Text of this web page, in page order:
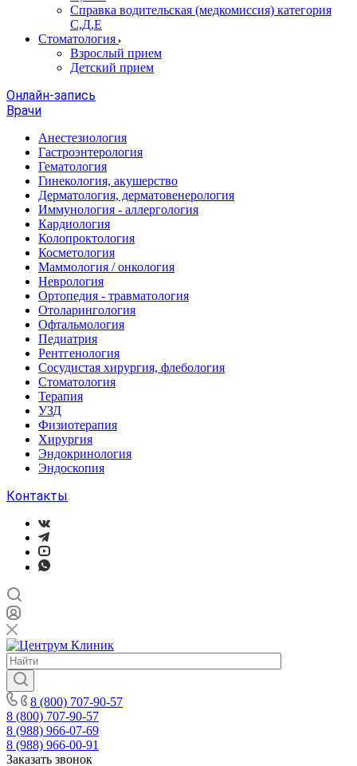
Справка водительская (медкомиссия) категория
С,Д,Е
Стоматология
Взрослый прием
Детский прием
Онлайн-запись
Врачи
Анестезиология
Гастроэнтерология
Гематология
Гинекология, акушерство
Дерматология, дерматовенерология
Иммунология - аллергология
Кардиология
Колопроктология
Косметология
Маммология / онкология
Неврология
Ортопедия - травматология
Отоларингология
Офтальмология
Педиатрия
Рентгенология
Сосудистая хирургия, флебология
Стоматология
Терапия
УЗД
Физиотерапия
Хирургия
Эндокринология
Эндоскопия
Контакты
8 (800) 707-90-57
8 (800) 707-90-57
8 (988) 966-07-69
8 (988) 966-00-91
Заказать звонок